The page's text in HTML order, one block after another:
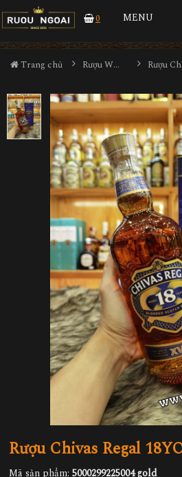
0 MENU
Trang chủ Rượu Whisky
Rượu Chivas Regal
Mã sản phẩm: 5000299225004 gold